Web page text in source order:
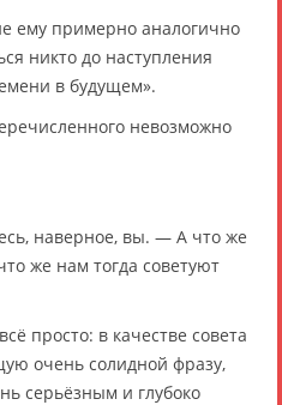
ему примерно аналогично
никто до наступления
в будущем».
невозможно
наверное, вы. — А что же
же нам тогда советуют
просто: в качестве совета
очень солидной фразу,
серьёзным и глубоко